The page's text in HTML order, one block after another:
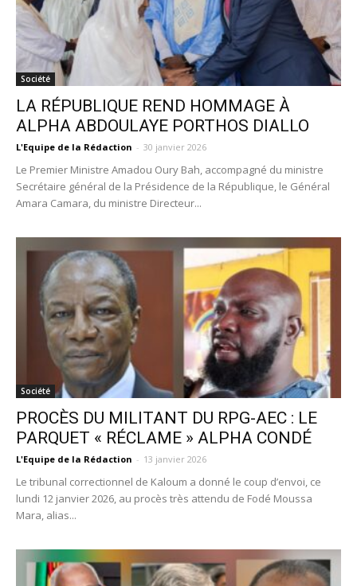
Société
LA RÉPUBLIQUE REND HOMMAGE À
ALPHA ABDOULAYE PORTHOS DIALLO
L'Equipe de la Rédaction - 30 janvier 2026
Le Premier Ministre Amadou Oury Bah, accompagné du ministre
Secrétaire général de la Présidence de la République, le Général
Amara Camara, du ministre Directeur...
Société
PROCÈS DU MILITANT DU RPG-AEC : LE
PARQUET « RÉCLAME » ALPHA CONDÉ
L'Equipe de la Rédaction - 13 janvier 2026
Le tribunal correctionnel de Kaloum a donné le coup d’envoi, ce
lundi 12 janvier 2026, au procès très attendu de Fodé Moussa
Mara, alias...